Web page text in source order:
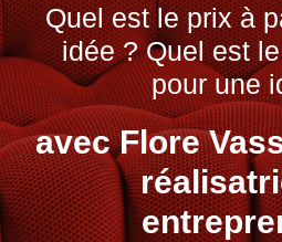
Quel est le prix à
idée ? Quel est
pour une
avec Flore